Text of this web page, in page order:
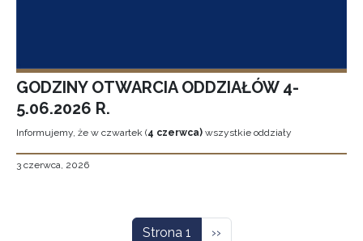
GODZINY OTWARCIA ODDZIAŁÓW 4-
5.06.2026 R.
Informujemy, że w czwartek (4 czerwca) wszystkie oddziały
3 czerwca, 2026
Strona 1 Następna strona
››